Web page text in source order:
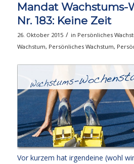
Mandat Wachstums-
Nr. 183: Keine Zeit
26. Oktober 2015 / in Persönliches
Wachstum, Persönliches Wachstum,
Vor kurzem hat irgendeine (wohl